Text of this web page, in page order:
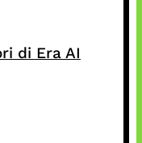
di Era AI